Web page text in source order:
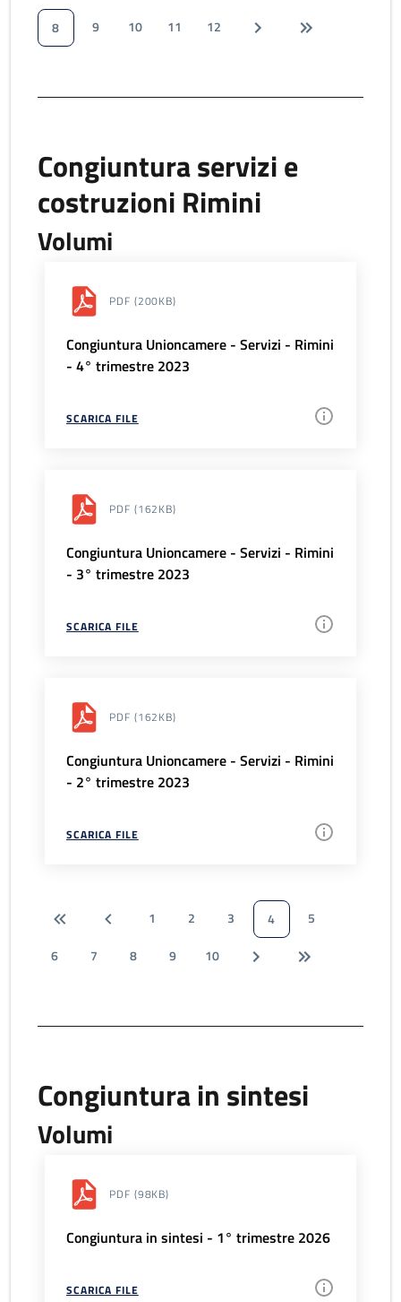
8
9 10 11 12
Congiuntura servizi e
costruzioni Rimini
Volumi
PDF (200KB)
Congiuntura Unioncamere - Servizi - Rimini
- 4° trimestre 2023
SCARICA FILE
PDF (162KB)
Congiuntura Unioncamere - Servizi - Rimini
- 3° trimestre 2023
SCARICA FILE
PDF (162KB)
Congiuntura Unioncamere - Servizi - Rimini
- 2° trimestre 2023
SCARICA FILE
1 2 3 4
5
6
7 8 9 10
Congiuntura in sintesi
Volumi
PDF (98KB)
Congiuntura in sintesi - 1° trimestre 2026
SCARICA FILE